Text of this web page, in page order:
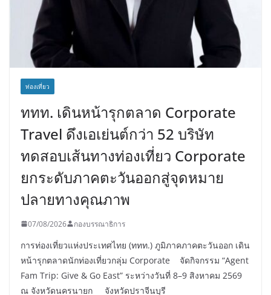
ท่องเที่ยว
ททท. เดินหน้ารุกตลาด Corporate
Travel ดึงเอเย่นต์กว่า 52 บริษัท
ทดสอบเส้นทางท่องเที่ยว Corporate
ยกระดับภาคตะวันออกสู่จุดหมาย
ปลายทางคุณภาพ
07/08/2026 กองบรรณาธิการ
การท่องเที่ยวแห่งประเทศไทย (ททท.) ภูมิภาคภาคตะวันออก เดิน
หน้ารุกตลาดนักท่องเที่ยวกลุ่ม Corporate จัดกิจกรรม “Agent
Fam Trip: Give & Go East” ระหว่างวันที่ 8–9 สิงหาคม 2569
ณ จังหวัดนครนายก จังหวัดปราจีนบุรี